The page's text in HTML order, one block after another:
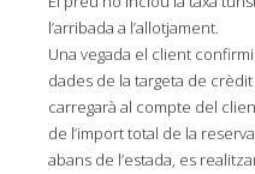
l’arribada a l’allotjament.
Una vegada el client
dades de la targeta de
carregarà al compte del
de l’import total de la
abans de l’estada, es